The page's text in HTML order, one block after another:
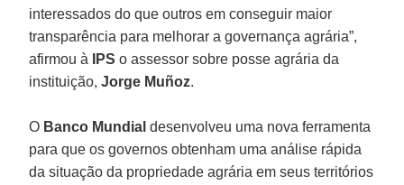
interessados do que outros em conseguir maior
transparência para melhorar a governança agrária”,
afirmou à
IPS o assessor sobre posse agrária da
instituição,Jorge Muñoz.
O Banco Mundial desenvolveu uma nova ferramenta
para que os governos obtenham uma análise rápida
da situação da propriedade agrária em seus territórios